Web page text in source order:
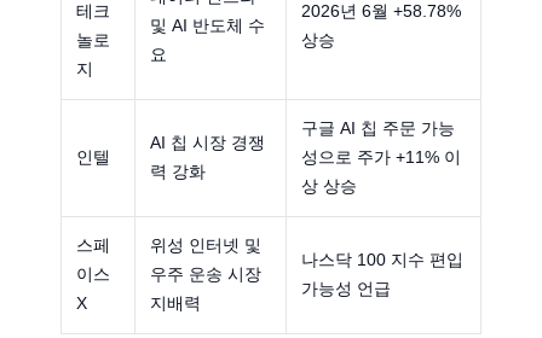
테크
놀로
지
및 AI 반도체 수
요
2026년 6월 +58.78%
상승
인텔
AI 칩 시장 경쟁
력 강화
구글 AI 칩 주문 가능
성으로 주가 +11% 이
상 상승
스페
이스
X
위성 인터넷 및
우주 운송 시장
지배력
나스닥 100 지수 편입
가능성 언급